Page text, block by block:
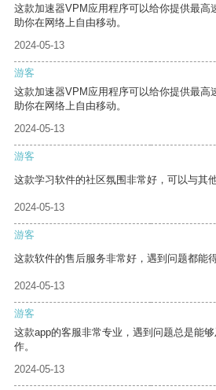
这款加速器VPM应用程序可以给你提供最高
助你在网络上自由移动。
2024-05-13
游客
这款加速器VPM应用程序可以给你提供最高
助你在网络上自由移动。
2024-05-13
游客
这款学习软件的社区氛围非常好，可以与其
2024-05-13
游客
这款软件的售后服务非常好，遇到问题都能
2024-05-13
游客
这款app的客服非常专业，遇到问题总是能
作。
2024-05-13